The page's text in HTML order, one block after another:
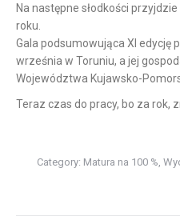
Na następne słodkości
roku.
Gala podsumowująca XI edycję
września w Toruniu, a jej
Województwa Kujawsko-
Teraz czas do pracy, bo za rok,
Category: Matura na 100 %